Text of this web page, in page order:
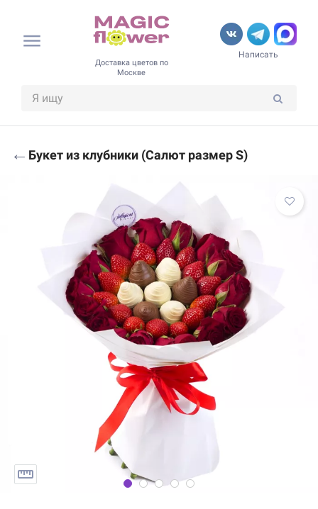
Доставка цветов по
Москве
Написать
← Букет из клубники (Салют размер S)